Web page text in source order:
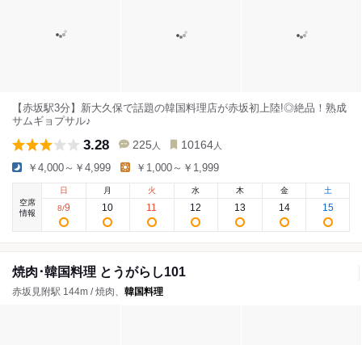
【赤坂駅3分】新大久保で話題の韓国料理店が赤坂初上陸!◎絶品！熟成
サムギョプサル♪
3.28 225 人 10164 人
￥4,000～￥4,999 ￥1,000～￥1,999
空席
情報
日
8/9
月
10
火
11
水
12
木
13
金
14
土
15
焼肉･韓国料理 とうがらし101
赤坂見附駅 144m / 焼肉、 韓国料理